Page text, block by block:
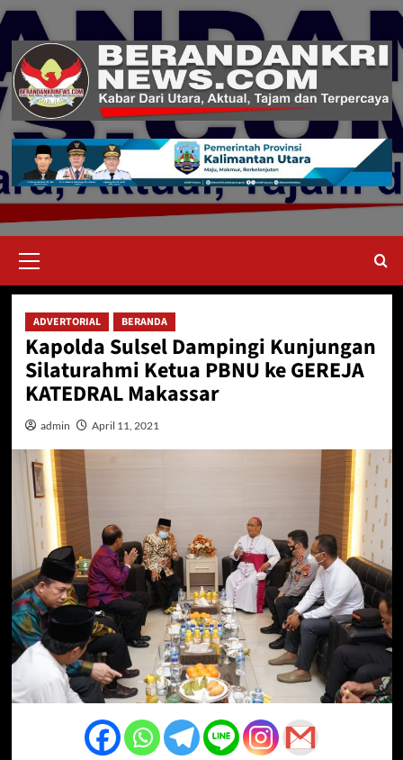
Skip
content
Menu
ADVERTORIAL BERANDA
Kapolda Sulsel Dampingi Kunjungan
Silaturahmi Ketua PBNU ke GEREJA
KATEDRAL Makassar
admin April 11, 2021